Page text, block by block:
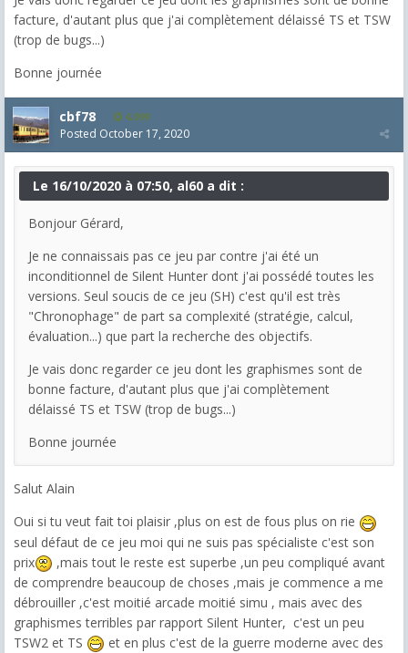
facture, d'autant plus que j'ai complètement délaissé TS et TSW
(trop de bugs...)
Bonne journée
cbf78 4,099
Posted October 17, 2020
Le 16/10/2020 à 07:50, al60 a dit :
Bonjour Gérard,
Je ne connaissais pas ce jeu par contre j'ai été un
inconditionnel de Silent Hunter dont j'ai possédé toutes les
versions. Seul soucis de ce jeu (SH) c'est qu'il est très
"Chronophage" de part sa complexité (stratégie, calcul,
évaluation...) que part la recherche des objectifs.
Je vais donc regarder ce jeu dont les graphismes sont de
bonne facture, d'autant plus que j'ai complètement
délaissé TS et TSW (trop de bugs...)
Bonne journée
Salut Alain
Oui si tu veut fait toi plaisir ,plus on est de fous plus on rie
seul défaut de ce jeu moi qui ne suis pas spécialiste c'est son
prix
,mais tout le reste est superbe ,un peu compliqué avant
de comprendre beaucoup de choses ,mais je commence a me
débrouiller ,c'est moitié arcade moitié simu , mais avec des
graphismes terribles par rapport Silent Hunter, c'est un peu
TSW2 et TS
et en plus c'est de la guerre moderne avec des